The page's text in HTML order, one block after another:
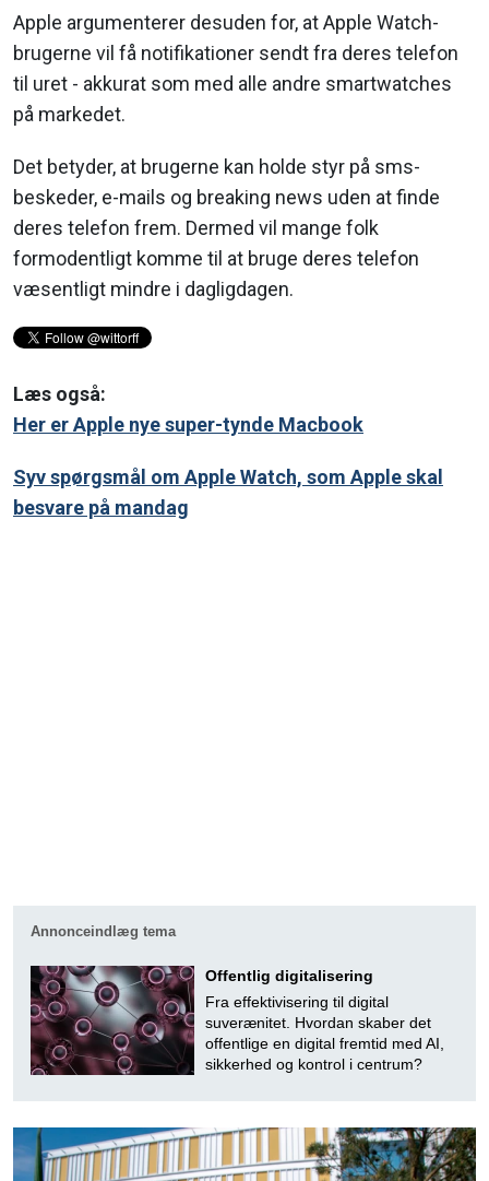
Apple argumenterer desuden for, at Apple Watch-
brugerne vil få notifikationer sendt fra deres telefon
til uret - akkurat som med alle andre smartwatches
på markedet.
Det betyder, at brugerne kan holde styr på sms-
beskeder, e-mails og breaking news uden at finde
deres telefon frem. Dermed vil mange folk
formodentligt komme til at bruge deres telefon
væsentligt mindre i dagligdagen.
Læs også:
Her er Apple nye super-tynde Macbook
Syv spørgsmål om Apple Watch, som Apple skal
besvare på mandag
Annonceindlæg tema
Offentlig digitalisering
Fra effektivisering til digital
suverænitet. Hvordan skaber det
offentlige en digital fremtid med AI,
sikkerhed og kontrol i centrum?